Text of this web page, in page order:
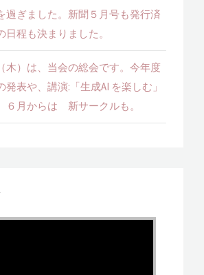
過ぎました。新聞５月号も発行済
日程も決まりました。
木）は、当会の総会です。今年度
発表や、講演:「生成AI を楽しむ」
６月からは 新サークルも。